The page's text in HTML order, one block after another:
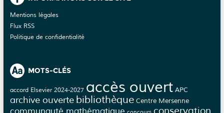
Mentions légales
Flux RSS
Politique de confidentialité
MOTS-CLÉS
accord Elsevier 2024-2027 accès ouvert APC
archive ouverte bibliothèque Centre Mersenne